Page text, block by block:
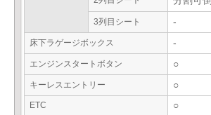
3列目シート -
床下ラゲージボックス -
エンジンスタートボタン ○
キーレスエントリー ○
ETC ○